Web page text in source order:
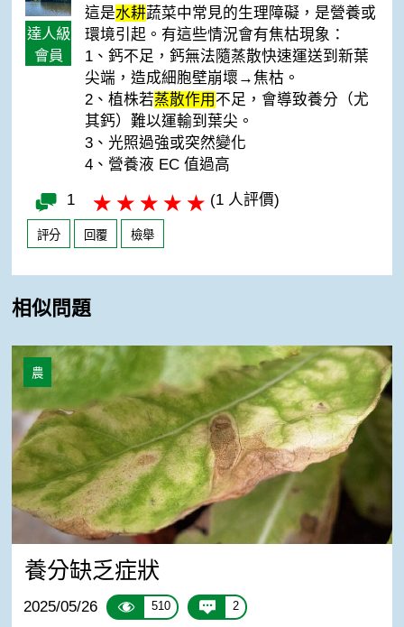
達人級
會員
這是水耕蔬菜中常見的生理障礙，是營養或
環境引起。有這些情況會有焦枯現象：
1、鈣不足，鈣無法隨蒸散快速運送到新葉
尖端，造成細胞壁崩壞→焦枯。
2、植株若蒸散作用 不足，會導致養分（尤
其鈣）難以運輸到葉尖。
3、光照過強或突然變化
4、營養液 EC 值過高
1 (1 人評價)
評分 回覆 檢舉
相似問題
養分缺乏症狀
農
養分缺乏症狀
2025/05/26 510 2